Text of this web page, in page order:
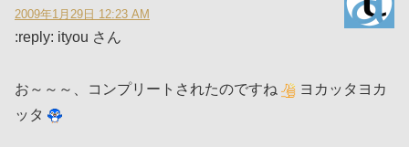
2009年1月29日 12:23 AM
:reply: ityou さん
お～～～、コンプリートされたのですね
ヨカッタヨカ
ッタ